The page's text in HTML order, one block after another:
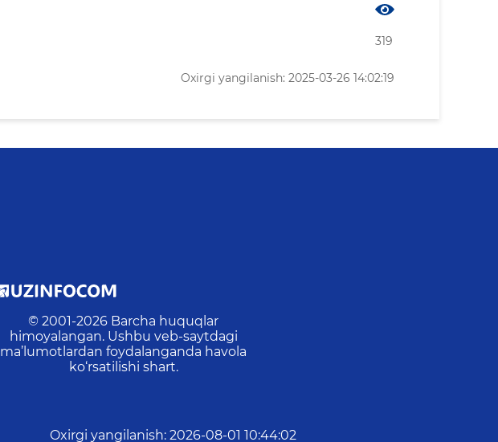
319
Oxirgi yangilanish: 2025-03-26 14:02:19
© 2001-2026 Barcha huquqlar
himoyalangan. Ushbu veb-saytdagi
ma’lumotlardan foydalanganda havola
ko‘rsatilishi shart.
Oxirgi yangilanish: 2026-08-01 10:44:02